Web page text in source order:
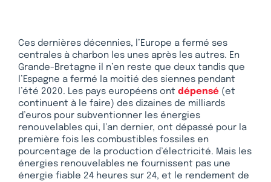
Ces dernières décennies, l’Europe a fermé ses
centrales à charbon les unes après les autres. En
Grande-Bretagne il n’en reste que deux tandis que
l’Espagne a fermé la moitié des siennes pendant
l’été 2020. Les pays européens ont dépensé (et
continuent à le faire) des dizaines de milliards
d’euros pour subventionner les énergies
renouvelables qui, l’an dernier, ont dépassé pour la
première fois les combustibles fossiles en
pourcentage de la production d’électricité. Mais les
énergies renouvelables ne fournissent pas une
énergie fiable 24 heures sur 24, et le rendement de